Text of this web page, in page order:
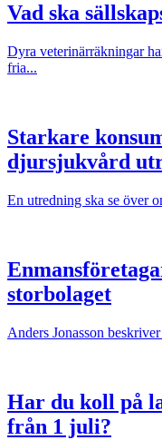
Vad ska
Dyra veterinärräkningar
fria...
Starkare
djursjukvård
En utredning ska se över
storbolaget
Anders Jonasson
Har du koll på
från 1 juli?